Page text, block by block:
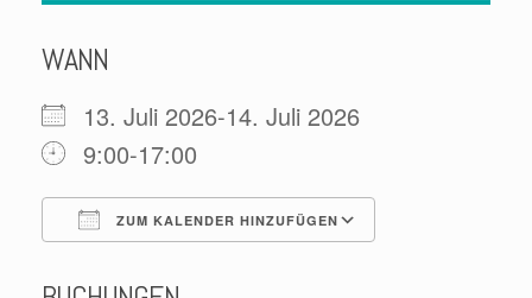
WANN
13. Juli 2026-14. Juli 2026
9:00-17:00
ZUM KALENDER HINZUFÜGEN